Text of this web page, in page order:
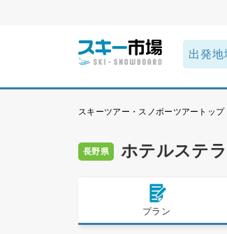
スキーツアー・スノボーツアートップ
長野県 ホテルステ
プラン